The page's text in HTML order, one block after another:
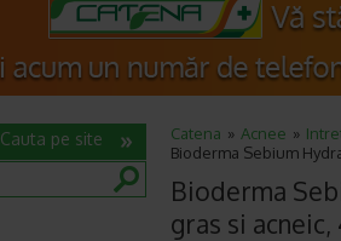
Catena Acnee
Bioderma Sebium
Bioderma
gras si acneic,
Cauta pe site